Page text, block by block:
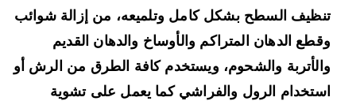
تنظيف السطح بشكل كامل وتلميعه، من إزالة شوائب
وقطع الدهان المتراكم والأوساخ والدهان القديم
والأتربة والشحوم، ويستخدم كافة الطرق من الرش أو
استخدام الرول والفراشي كما يعمل على تشوية